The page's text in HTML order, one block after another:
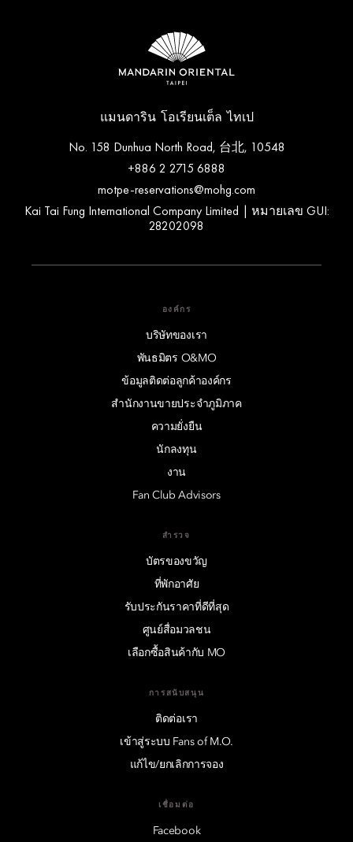
แมนดาริน โอเรียนเต็ล ไทเป
No. 158 Dunhua North Road, 台北, 10548
+886 2 2715 6888
motpe-reservations@mohg.com
Kai Tai Fung International Company Limited | หมายเลข GUI:
28202098
องค์กร
บริษัทของเรา
พันธมิตร O&MO
ข้อมูลติดต่อลูกค้าองค์กร
สำนักงานขายประจำภูมิภาค
ความยั่งยืน
นักลงทุน
งาน
Fan Club Advisors
สำรวจ
บัตรของขวัญ
ที่พักอาศัย
รับประกันราคาที่ดีที่สุด
ศูนย์สื่อมวลชน
เลือกซื้อสินค้ากับ MO
การสนับสนุน
ติดต่อเรา
เข้าสู่ระบบ Fans of M.O.
แก้ไข/ยกเลิกการจอง
เชื่อมต่อ
Facebook